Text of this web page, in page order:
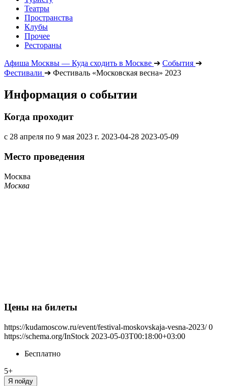
Театры
Пространства
Клубы
Прочее
Рестораны
Афиша Москвы — Куда сходить в Москве ➔ События ➔
Фестивали ➔ Фестиваль «Московская весна» 2023
Информация о событии
Когда проходит
с 28 апреля по 9 мая 2023 г. 2023-04-28 2023-05-09
Место проведения
Москва
Москва
Цены на билеты
https://kudamoscow.ru/event/festival-moskovskaja-vesna-2023/ 0
https://schema.org/InStock 2023-05-03T00:18:00+03:00
Бесплатно
5+
Я пойду